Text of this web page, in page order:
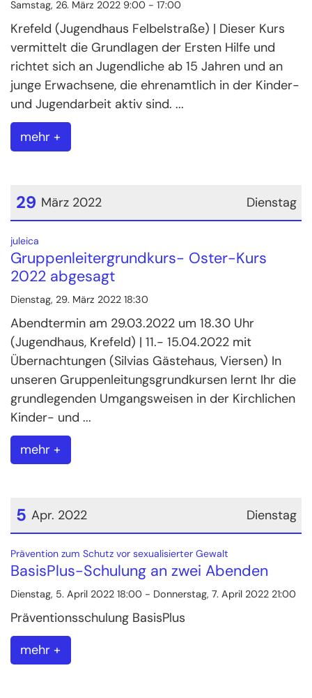
Samstag, 26. März 2022 9:00 - 17:00
Krefeld (Jugendhaus Felbelstraße) | Dieser Kurs
vermittelt die Grundlagen der Ersten Hilfe und
richtet sich an Jugendliche ab 15 Jahren und an
junge Erwachsene, die ehrenamtlich in der Kinder-
und Jugendarbeit aktiv sind. ...
mehr +
Dienstag
29 März 2022
Datum: 29. März 2022
juleica
Gruppenleitergrundkurs- Oster-Kurs
2022 abgesagt
Dienstag, 29. März 2022 18:30
Abendtermin am 29.03.2022 um 18.30 Uhr
(Jugendhaus, Krefeld) | 11.- 15.04.2022 mit
Übernachtungen (Silvias Gästehaus, Viersen) In
unseren Gruppenleitungsgrundkursen lernt Ihr die
grundlegenden Umgangsweisen in der Kirchlichen
Kinder- und ...
mehr +
Dienstag
5 Apr. 2022
Datum: 5. April 2022
Prävention zum Schutz vor sexualisierter Gewalt
BasisPlus-Schulung an zwei Abenden
Dienstag, 5. April 2022 18:00 - Donnerstag, 7. April 2022 21:00
Präventionsschulung BasisPlus
mehr +